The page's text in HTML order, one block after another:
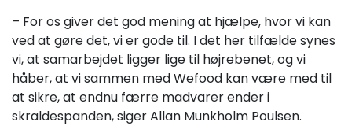
– For os giver det god mening at hjælpe, hvor vi kan
ved at gøre det, vi er gode til. I det her tilfælde synes
vi, at samarbejdet ligger lige til højrebenet, og vi
håber, at vi sammen med Wefood kan være med til
at sikre, at endnu færre madvarer ender i
skraldespanden, siger Allan Munkholm Poulsen.